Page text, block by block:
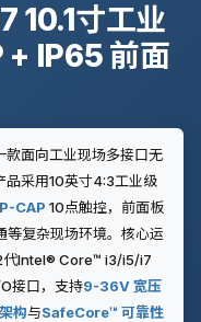
10.1寸工业
IP65 前面
面向工业现场多接口无
品采用10英寸4:3工业级
P-CAP 10点触控，前面板
等复杂现场环境。核心运
代Intel® Core™ i3/i5/i7
接口，支持9-36V 宽压
构与SafeCore™ 可靠性